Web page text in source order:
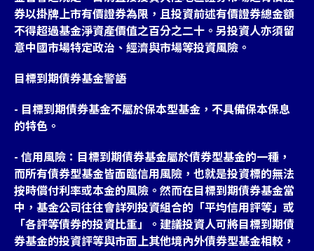
券以掛牌上市有價證券為限，且投資前述有價證券總金額
不得超過基金淨資產價值之百分之二十。另投資人亦須留
意中國市場特定政治、經濟與市場等投資風險。
目標到期債券基金警語
- 目標到期債券基金不屬於保本型基金，不具備保本保息
的特色。
- 信用風險：目標到期債券基金屬於債券型基金的一種，
而所有債券型基金皆面臨信用風險，也就是投資標的無法
按時償付利率或本金的風險。然而在目標到期債券基金當
中，基金公司往往會詳列投資組合的「平均信用評等」或
「各評等債券的投資比重」。建議投資人可將目標到期債
券基金的投資評等與市面上其他境內外債券型基金相較，